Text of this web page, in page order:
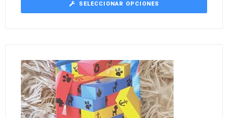
SELECCIONAR OPCIONES